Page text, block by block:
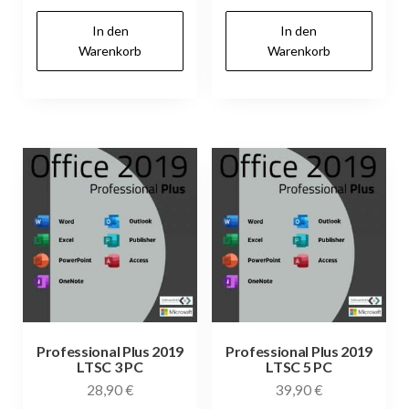
In den
Warenkorb
In den
Warenkorb
Professional Plus 2019
LTSC 3 PC
28,90€
Professional Plus 2019
LTSC 5 PC
39,90€